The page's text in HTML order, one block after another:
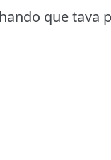
que tava